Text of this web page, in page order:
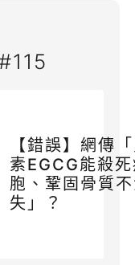
【錯誤】網傳
素EGCG能殺
胞、鞏固骨質
失」？